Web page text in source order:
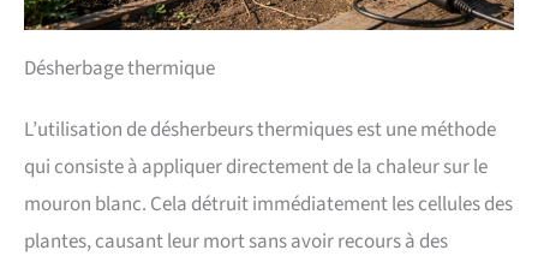
Désherbage thermique
L’utilisation de désherbeurs thermiques est une méthode
qui consiste à appliquer directement de la chaleur sur le
mouron blanc. Cela détruit immédiatement les cellules des
plantes, causant leur mort sans avoir recours à des